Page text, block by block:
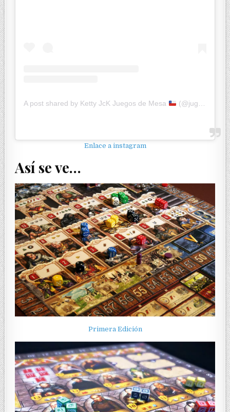
A post shared by Ketty JcK Juegos de Mesa (@jugandoconketty)
Enlace a instagram
Así se ve…
Primera Edición